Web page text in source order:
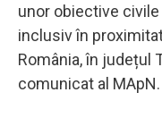
unor obiective
inclusiv în
România, în județul
comunicat al MApN.